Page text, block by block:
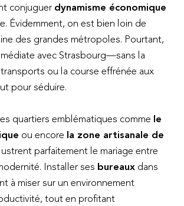
conjuguer dynamisme économique
Évidemment, on est bien loin de
des grandes métropoles. Pourtant,
avec Strasbourg—sans la
ou la course effrénée aux
pour séduire.
quartiers emblématiques comme le
ou encore la zone artisanale de
parfaitement le mariage entre
Installer ses bureaux dans
à miser sur un environnement
tout en profitant